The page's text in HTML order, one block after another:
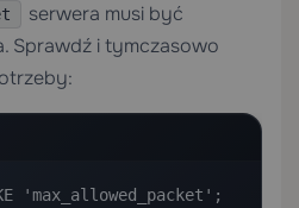
serwera musi być
Sprawdź i tymczasowo
'max_allowed_packet';